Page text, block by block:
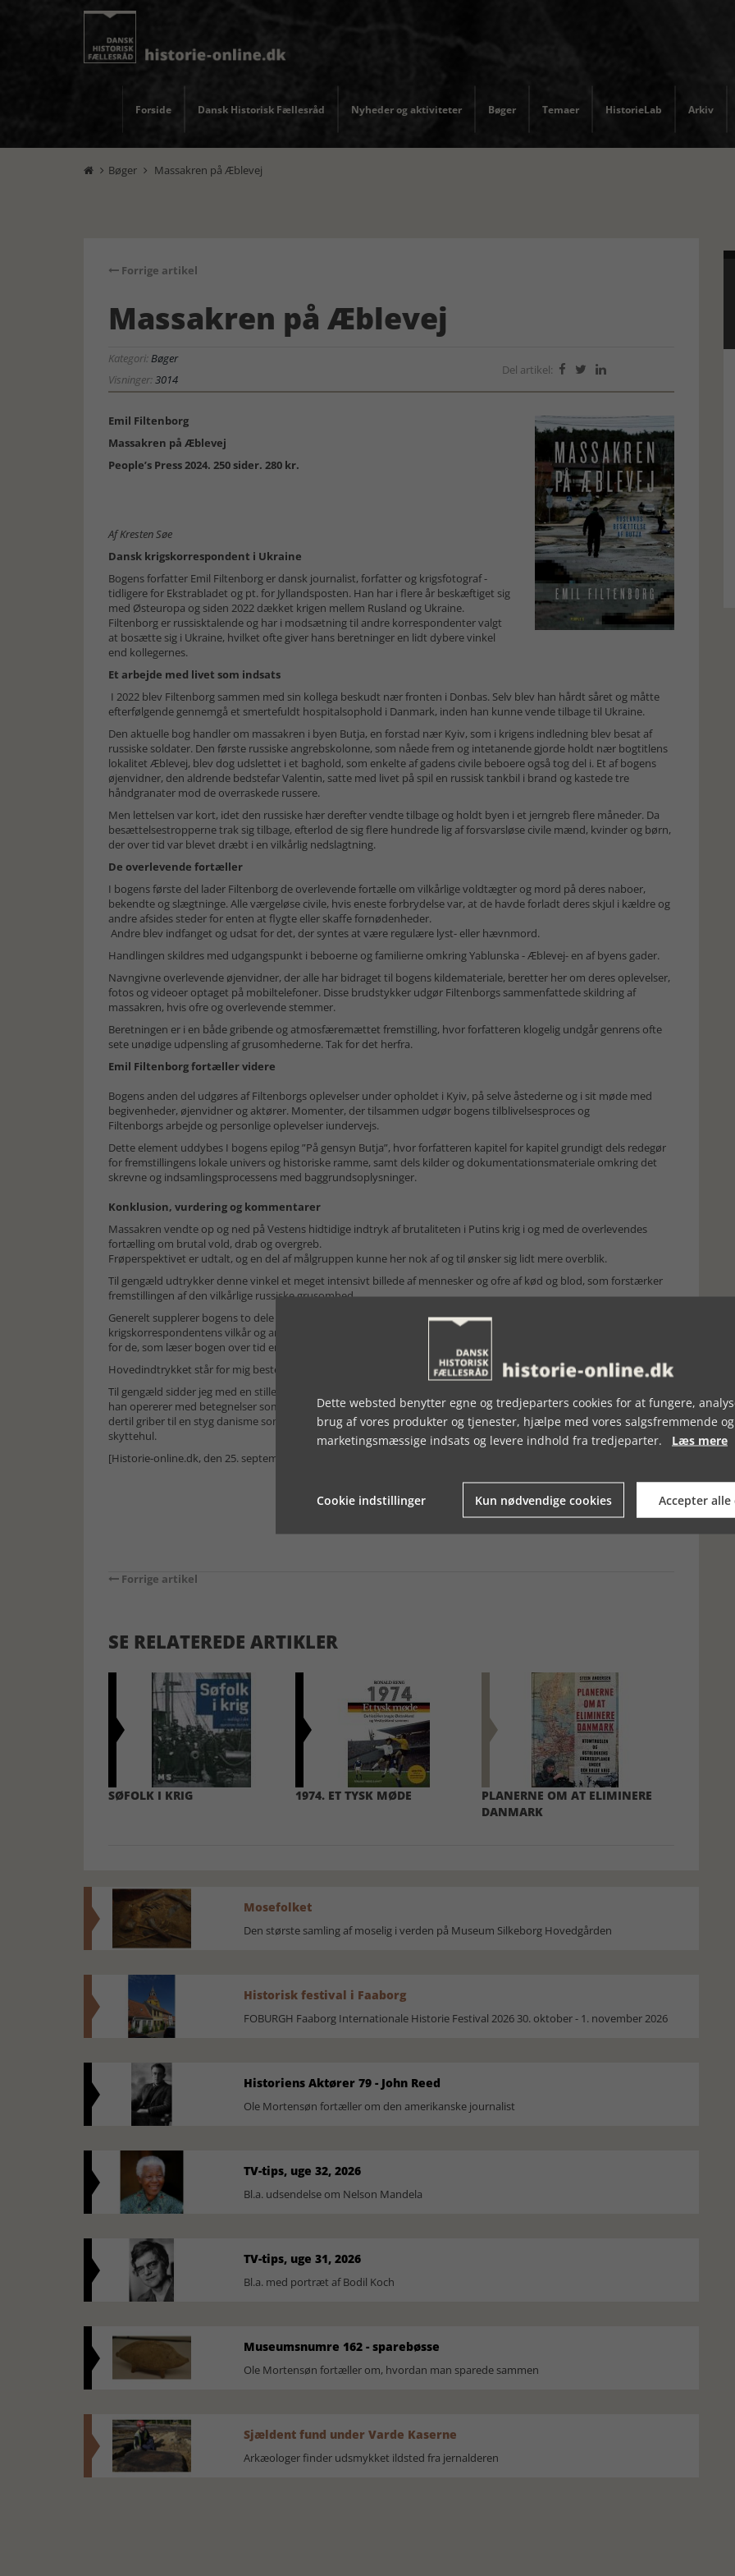
Forside Dansk Historisk Fællesråd Nyheder og aktiviteter Bøger Temaer HistorieLab Arkiv
 Bøger  Massakren på Æblevej
Forrige artikel
Massakren på Æblevej
Kategori:Bøger
Visninger:3014
Del artikel:   
Emil Filtenborg
Massakren på Æblevej
People’s Press 2024. 250 sider. 280 kr.
Af Kresten Søe
Dansk krigskorrespondent i Ukraine
Bogens forfatter Emil Filtenborg er dansk journalist, forfatter og krigsfotograf -
tidligere for Ekstrabladet og pt. for Jyllandsposten. Han har i flere år beskæftiget sig
med Østeuropa og siden 2022 dækket krigen mellem Rusland og Ukraine.
Filtenborg er russisktalende og har i modsætning til andre korrespondenter valgt
at bosætte sig i Ukraine, hvilket ofte giver hans beretninger en lidt dybere vinkel
end kollegernes.
Et arbejde med livet som indsats
I 2022 blev Filtenborg sammen med sin kollega beskudt nær fronten i Donbas. Selv blev han hårdt såret og måtte
efterfølgende gennemgå et smertefuldt hospitalsophold i Danmark, inden han kunne vende tilbage til Ukraine.
Den aktuelle bog handler om massakren i byen Butja, en forstad nær Kyiv, som i krigens indledning blev besat af
russiske soldater. Den første russiske angrebskolonne, som nåede frem og intetanende gjorde holdt nær bogtitlens
lokalitet Æblevej, blev dog udslettet i et baghold, som enkelte af gadens civile beboere også tog del i. Et af bogens
øjenvidner, den aldrende bedstefar Valentin, satte med livet på spil en russisk tankbil i brand og kastede tre
håndgranater mod de overraskede russere.
Men lettelsen var kort, idet den russiske hær derefter vendte tilbage og holdt byen i et jerngreb flere måneder. Da
besættelsestropperne trak sig tilbage, efterlod de sig flere hundrede lig af forsvarsløse civile mænd, kvinder og børn,
der over tid var blevet dræbt i en vilkårlig nedslagtning.
De overlevende fortæller
I bogens første del lader Filtenborg de overlevende fortælle om vilkårlige voldtægter og mord på deres naboer,
bekendte og slægtninge. Alle værgeløse civile, hvis eneste forbrydelse var, at de havde forladt deres skjul i kældre og
andre afsides steder for enten at flygte eller skaffe fornødenheder.
Andre blev indfanget og udsat for det, der syntes at være regulære lyst- eller hævnmord.
Handlingen skildres med udgangspunkt i beboerne og familierne omkring Yablunska - Æblevej- en af byens gader.
Navngivne overlevende øjenvidner, der alle har bidraget til bogens kildemateriale, beretter her om deres oplevelser,
fotos og videoer optaget på mobiltelefoner. Disse brudstykker udgør Filtenborgs sammenfattede skildring af
massakren, hvis ofre og overlevende stemmer.
Beretningen er i en både gribende og atmosfæremættet fremstilling, hvor forfatteren klogelig undgår genrens ofte
sete unødige udpensling af grusomhederne. Tak for det herfra.
Emil Filtenborg fortæller videre
Bogens anden del udgøres af Filtenborgs oplevelser under opholdet i Kyiv, på selve åstederne og i sit møde med
begivenheder, øjenvidner og aktører. Momenter, der tilsammen udgør bogens tilblivelsesproces og
Filtenborgs arbejde og personlige oplevelser iundervejs.
Dette element uddybes I bogens epilog ”På gensyn Butja”, hvor forfatteren kapitel for kapitel grundigt dels redegør
for fremstillingens lokale univers og historiske ramme, samt dels kilder og dokumentationsmateriale omkring det
skrevne og indsamlingsprocessens med baggrundsoplysninger.
Konklusion, vurdering og kommentarer
Massakren vendte op og ned på Vestens hidtidige indtryk af brutaliteten i Putins krig i og med de overlevendes
fortælling om brutal vold, drab og overgreb.
Frøperspektivet er udtalt, og en del af målgruppen kunne her nok af og til ønsker sig lidt mere overblik.
Til gengæld udtrykker denne vinkel et meget intensivt billede af mennesker og ofre af kød og blod, som forstærker
fremstillingen af den vilkårlige russiske grusomhed.
Generelt supplerer bogens to dele hinanden og giver en spændende kant til de mange facetter i
krigskorrespondentens vilkår og arbejde. Bagsiden er her en del gentagelser, der nok fungerer bedre i fremstillingen
for de, som læser bogen over tid end undertegnede, der afsluttede efter en god dag.
Hovedindtrykket står for mig bestemt som en både nyskabende og spændende dansk bog i sin genre.
Til gengæld sidder jeg med en stille undren over, at en krigskorrespondent har så lidt greb om de militære termer, at
han opererer med betegnelser som jægerfly frem for jagerfly, fartøj for køretøj, skelethoved i stedet for kranie og
dertil griber til en styg danisme som rævehul (foxhole på engelsk) frem for de danske termer dækningsgrav eller
skyttehul.
[Historie-online.dk, den 25. september 2024]
Forrige artikel
SE RELATEREDE ARTIKLER
SØFOLK I KRIG 1974. ET TYSK MØDE
PLANERNE OM AT ELIMINERE
DANMARK
Mosefolket
Den største samling af moselig i verden på Museum Silkeborg Hovedgården
Historisk festival i Faaborg
FOBURGH Faaborg Internationale Historie Festival 2026 30. oktober - 1. november 2026
Historiens Aktører 79 - John Reed
Ole Mortensøn fortæller om den amerikanske journalist
TV-tips, uge 32, 2026
Bl.a. udsendelse om Nelson Mandela
TV-tips, uge 31, 2026
Bl.a. med portræt af Bodil Koch
Museumsnumre 162 - sparebøsse
Ole Mortensøn fortæller om, hvordan man sparede sammen
Sjældent fund under Varde Kaserne
Arkæologer finder udsmykket ildsted fra jernalderen
Dette websted benytter egne og tredjeparters cookies for at fungere,
brug af vores produkter og tjenester, hjælpe med vores salgsfremmende og
marketingsmæssige indsats og levere indhold fra tredjeparter. Læs mere
Cookie indstillinger Kun nødvendige cookies Accepter alle